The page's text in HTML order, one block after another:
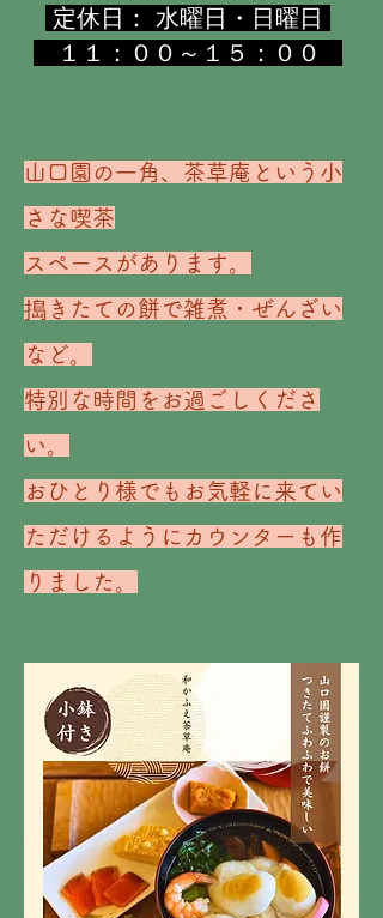
​ 定休日： 水曜日・日曜日
１１：００～１５：００
山口園の一角、茶草庵という小
さな喫茶
スペースがあります。
搗きたての餅で雑煮・ぜんざい
など。
特別な時間をお過ごしくださ
い。
おひとり様でもお気軽に来てい
ただけるようにカウンターも作
りました。​